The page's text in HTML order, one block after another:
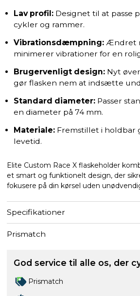
Lav profil: Designet til at passe
cykler og rammer.
Vibrationsdæmpning: Ændret
minimerer vibrationer for en
Brugervenligt design: Nyt
gør flasken nem at indsætte
Standard diameter: Passer
en diameter på 74 mm.
Materiale: Fremstillet i holdbar
levetid.
Elite Custom Race X flaskeholder
et smart og funktionelt design, der
fokusere på din kørsel uden
Specifikationer
Prismatch
God service til alle os, der
Prismatch